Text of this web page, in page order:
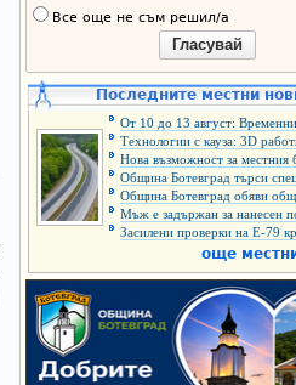
Все още не съм решил/а
Гласувай
Последните местни
От 10 до 13 август: Временни
Технологии с кауза: 3D
Нова възможност за местния
Община Ботевград търси
Община Ботевград обяви
Мъж е задържан за нанесен
Засилени проверки на Е-79
още